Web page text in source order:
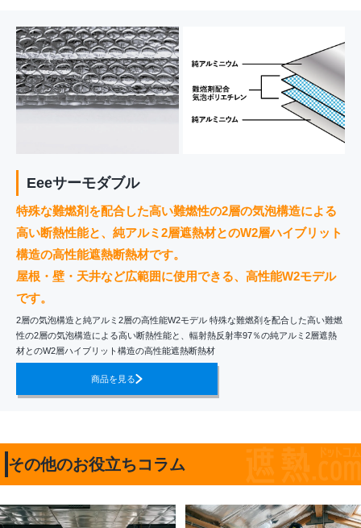
Eeeサーモダブル
特殊な難燃剤を配合した高い難燃性の2層の気泡構造による
高い断熱性能と、純アルミ2層遮熱材とのW2層ハイブリット
構造の高性能遮熱断熱材です。
屋根・壁・天井など広範囲に使用できる、高性能W2モデル
です。
2層の気泡構造と純アルミ2層の高性能W2モデル 特殊な難燃剤を配合した高い難燃
性の2層の気泡構造による高い断熱性能と、輻射熱反射率97％の純アルミ2層遮熱
材とのW2層ハイブリット構造の高性能遮熱断熱材
商品を見る
その他のお役立ちコラム